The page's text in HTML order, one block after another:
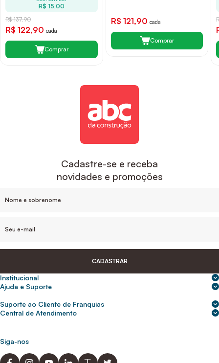
R$ 15,00
R$ 137,90
R$ 122,90 cada
Comprar
R$ 121,90 cada
Comprar
Cadastre-se e receba
novidades e promoções
CADASTRAR
Institucional
Sobre nós
Para empresas
Ajuda e Suporte
Frete e entrega
Política de Privacidade
Privacidade e segurança
Suporte ao Cliente de Franquias
2ª Via de Boletos - Crédito ABC
Central de Atendimento
(31) 9 9105-5920
abcnasuacasa.atendimento@abcdaconstrucao.com.br
Siga-nos